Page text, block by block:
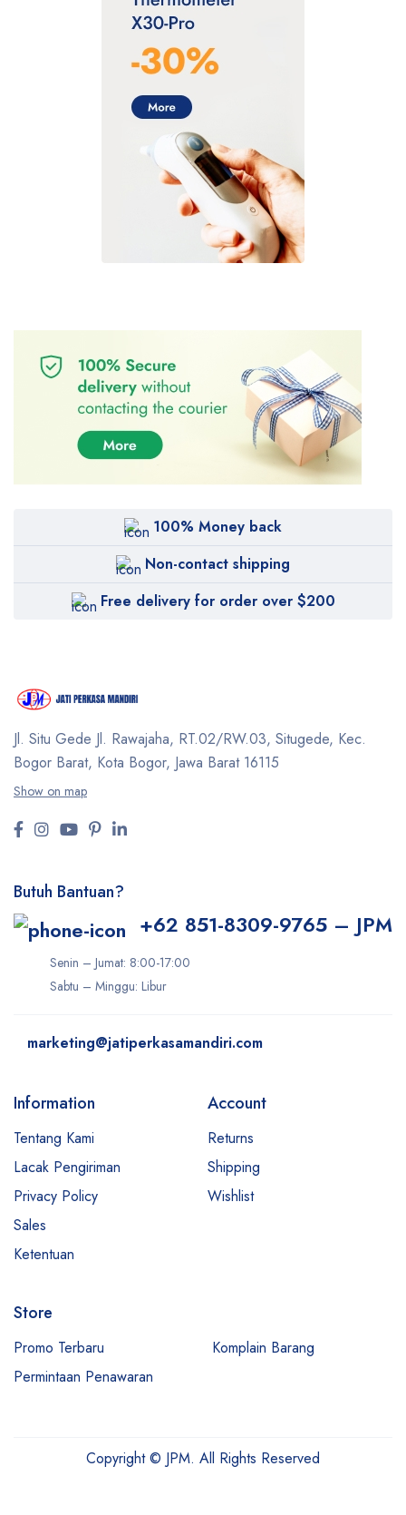
100% Money back
Non-contact shipping
Free delivery for order over $200
Jl. Situ Gede Jl. Rawajaha, RT.02/RW.03, Situgede, Kec.
Bogor Barat, Kota Bogor, Jawa Barat 16115
Show on map
Butuh Bantuan?
+62 851-8309-9765 – JPM
Senin – Jumat: 8:00-17:00
Sabtu – Minggu: Libur
marketing@jatiperkasamandiri.com
Information
Tentang Kami
Lacak Pengiriman
Privacy Policy
Sales
Ketentuan
Account
Returns
Shipping
Wishlist
Store
Promo Terbaru
Komplain Barang
Permintaan Penawaran
Copyright © JPM. All Rights Reserved